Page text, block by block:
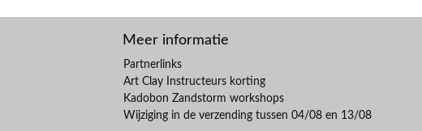
Meer informatie
Partnerlinks
Art Clay Instructeurs korting
Kadobon Zandstorm workshops
Wijziging in de verzending tussen 04/08 en 13/08